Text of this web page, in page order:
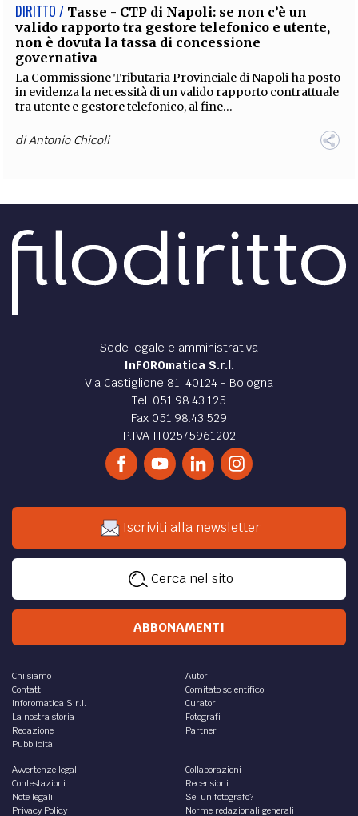
DIRITTO / Tasse - CTP di Napoli: se non c’è un
valido rapporto tra gestore telefonico e utente,
non è dovuta la tassa di concessione
governativa
La Commissione Tributaria Provinciale di Napoli ha posto
in evidenza la necessità di un valido rapporto contrattuale
tra utente e gestore telefonico, al fine...
diAntonio Chicoli
Sede legale e amministrativa
InFOROmatica S.r.l.
Via Castiglione 81, 40124 - Bologna
Tel. 051.98.43.125
Fax 051.98.43.529
P.IVA IT02575961202
Iscriviti alla newsletter
Cerca nel sito
ABBONAMENTI
Chi siamo
Contatti
Inforomatica S.r.l.
La nostra storia
Redazione
Pubblicità
Autori
Comitato scientifico
Curatori
Fotografi
Partner
Avvertenze legali
Contestazioni
Note legali
Privacy Policy
Collaborazioni
Recensioni
Sei un fotografo?
Norme redazionali generali